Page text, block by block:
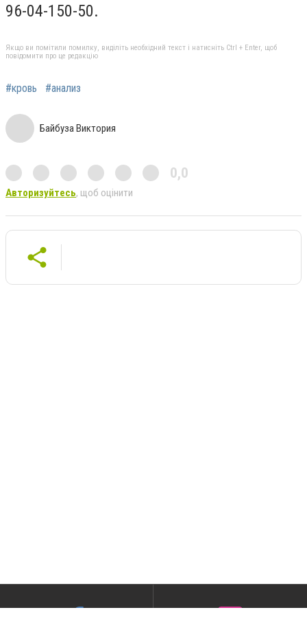
96-04-150-50.
Якщо ви помітили помилку, виділіть необхідний текст і натисніть Ctrl + Enter, щоб
повідомити про це редакцію
#кровь #анализ
Байбуза Виктория
0,0
Авторизуйтесь, щоб оцінити